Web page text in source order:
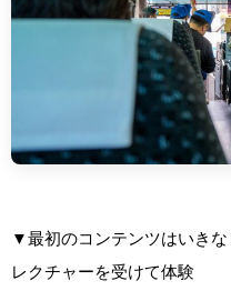
▼最初のコンテンツはいき
レクチャーを受けて体験